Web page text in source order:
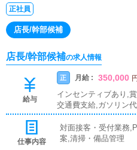
正社員
店長/幹部候補
店長/幹部候補の求人情報
給与
正 月給 : 350,000
インセンティブあり,
交通費支給,ガソリン
仕事内容
対面接客・受付業務
案,清掃・備品管理